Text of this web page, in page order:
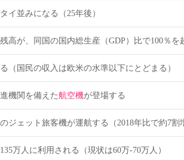
イ並みになる（25年後）
残高が、同国の国内総生産（GDP）比で100％を
（国民の収入は欧米の水準以下にとどまる）
機関を備えた航空機が登場する
ジェット旅客機が運航する（2018年比で約7割
万人に利用される（現状は60万-70万人）